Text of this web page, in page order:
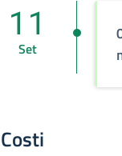
11
Set
Costi